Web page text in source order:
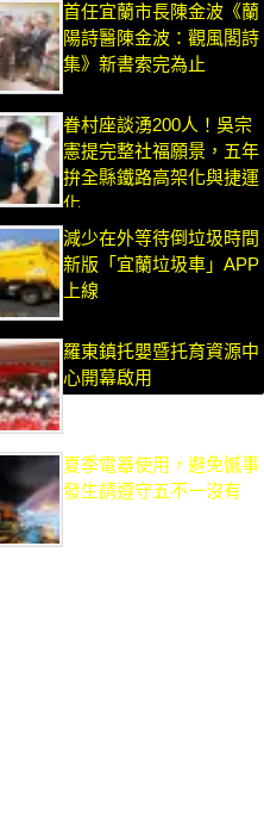
首任宜蘭市長陳金波《蘭
陽詩醫陳金波：觀風閣詩
集》新書索完為止
眷村座談湧200人！吳宗
憲提完整社福願景，五年
拚全縣鐵路高架化與捷運
化
減少在外等待倒垃圾時間
新版「宜蘭垃圾車」APP
上線
羅東鎮托嬰暨托育資源中
心開幕啟用
夏季電器使用，避免憾事
發生請遵守五不一沒有